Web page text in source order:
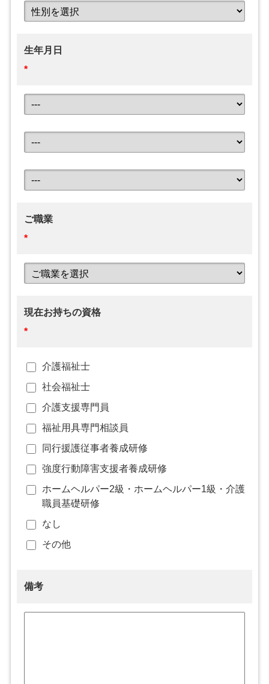
生年月日
*
ご職業
*
現在お持ちの資格
*
介護福祉士
社会福祉士
介護支援専門員
福祉用具専門相談員
同行援護従事者養成研修
強度行動障害支援者養成研修
ホームヘルパー2級・ホームヘルパー1級・介護
職員基礎研修
なし
その他
備考